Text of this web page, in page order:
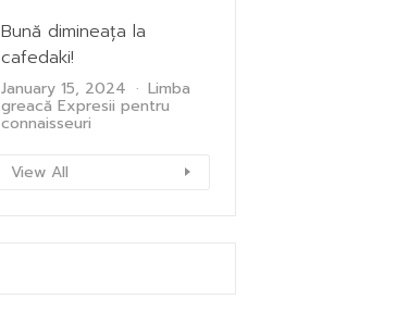
Bună dimineața la
cafedaki!
January 15, 2024 Limba
greacă Expresii pentru
connaisseuri
View All